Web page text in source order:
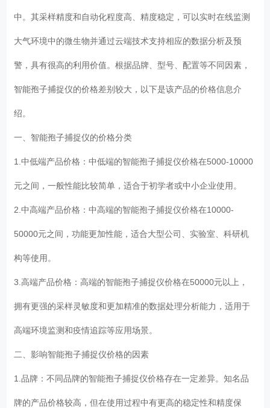
中。其采样精度和自动化程度高、精度稳定，可以实时在线监测
大气环境中的微生物并通过云端技术支持相应的数据分析及预
警，具有很高的利用价值。根据品牌、型号、配置等不同因素，
智能孢子捕捉仪的价格差别较大，以下是该产品的价格信息介
绍。
一、智能孢子捕捉仪的价格分类
1.中低端产品价格：中低端的智能孢子捕捉仪价格在5000-10000
元之间，一般性能比较简单，适合于初学者或中小企业使用。
2.中高端产品价格：中高端的智能孢子捕捉仪价格在10000-
50000元之间，功能更加性能，适合大型公司、实验室、科研机
构等使用。
3.高端产品价格：高端的智能孢子捕捉仪价格在50000元以上，
拥有更强的采样灵敏度和更加精准的数据处理分析能力，适用于
高端环境监测和疫情追踪等应用场景。
二、影响智能孢子捕捉仪价格的因素
1.品牌：不同品牌的智能孢子捕捉仪价格存在一定差异。知名品
牌的产品价格较高，但在使用过程中有更高的稳定性和精度保